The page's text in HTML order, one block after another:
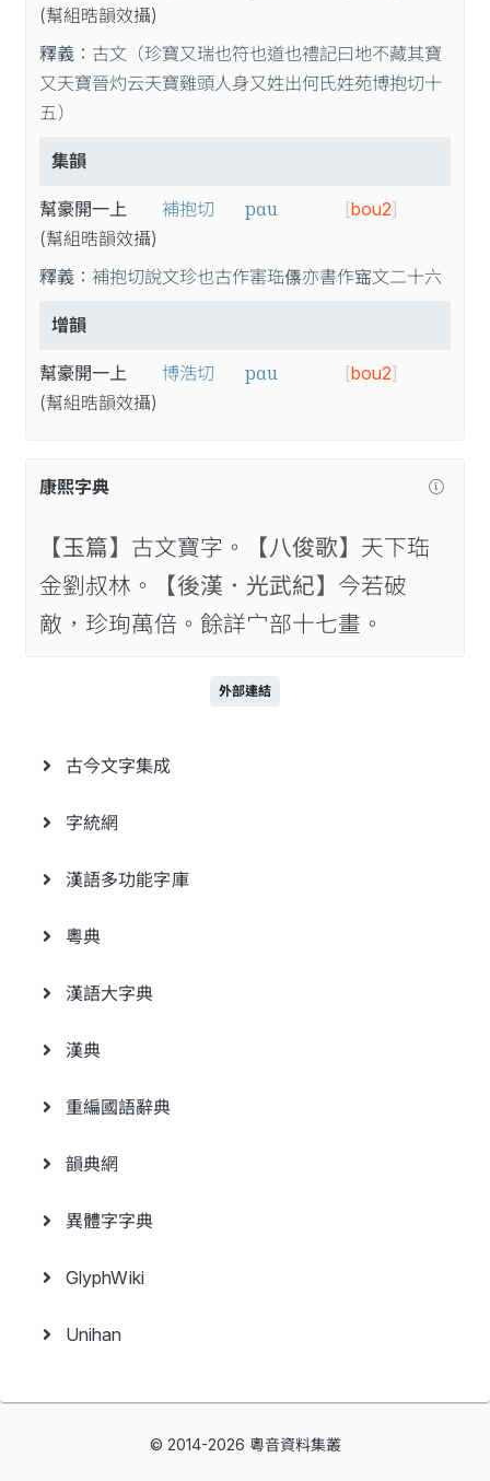
(幫組晧韻效攝)
釋義： 古文（珍寶又瑞也符也道也禮記曰地不藏其寶
又天寶晉灼云天寶雞頭人身又姓出何氏姓苑博抱切十
五）
集韻
幫豪開一上
(幫組晧韻效攝)
補抱切 pɑu [bou2]
釋義： 補抱切說文珍也古作寚珤𠋾亦書作𡩧文二十六
增韻
幫豪開一上
(幫組晧韻效攝)
博浩切 pɑu [bou2]
康熙字典
【玉篇】 古文寶字。 【八俊歌】 天下珤
金劉叔林。
【後漢．光武紀】 今若破
敵，珍珣萬倍。餘詳宀部十七畫。
外部連結
古今文字集成
字統網
漢語多功能字庫
粵典
漢語大字典
漢典
重編國語辭典
韻典網
異體字字典
GlyphWiki
Unihan
© 2014-2026 粵音資料集叢